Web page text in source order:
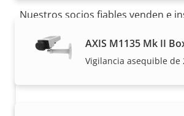
AXIS M1135 Mk II
Vigilancia asequible de
Nuestros socios fiables venden e
individuales.